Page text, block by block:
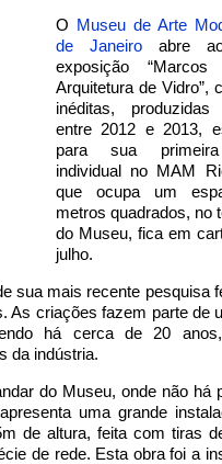
O Museu de Arte
de Janeiroabre
exposição
Arquitetura de Vidro”,
inéditas,
entre 2012 e 2013,
para sua
individual no MAM
que ocupa um
metros quadrados, no
do Museu, fica em
julho.
sua mais recente pesquisa
As criações fazem parte de
há cerca de 20
da indústria.
do Museu, onde não há
uma grande
de altura, feita com tiras
de rede. Esta obra foi a